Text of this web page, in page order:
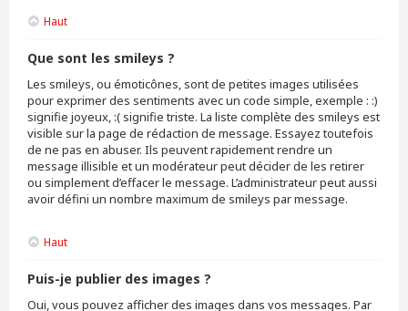
Haut
Que sont les smileys ?
Les smileys, ou émoticônes, sont de petites images utilisées
pour exprimer des sentiments avec un code simple, exemple : :)
signifie joyeux, :( signifie triste. La liste complète des smileys est
visible sur la page de rédaction de message. Essayez toutefois
de ne pas en abuser. Ils peuvent rapidement rendre un
message illisible et un modérateur peut décider de les retirer
ou simplement d’effacer le message. L’administrateur peut aussi
avoir défini un nombre maximum de smileys par message.
Haut
Puis-je publier des images ?
Oui, vous pouvez afficher des images dans vos messages. Par